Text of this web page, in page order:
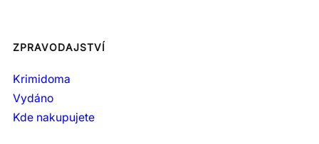
ZPRAVODAJSTVÍ
Krimidoma
Vydáno
Kde nakupujete